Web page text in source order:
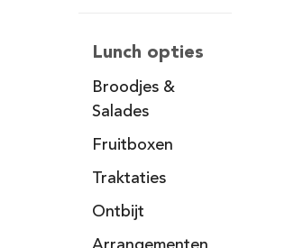
Lunch opties
Broodjes &
Salades
Fruitboxen
Traktaties
Ontbijt